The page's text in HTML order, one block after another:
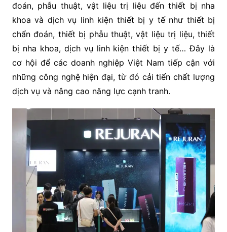
đoán, phẫu thuật, vật liệu trị liệu đến thiết bị nha
khoa và dịch vụ linh kiện thiết bị y tế như thiết bị
chẩn đoán, thiết bị phẫu thuật, vật liệu trị liệu, thiết
bị nha khoa, dịch vụ linh kiện thiết bị y tế… Đây là
cơ hội để các doanh nghiệp Việt Nam tiếp cận với
những công nghệ hiện đại, từ đó cải tiến chất lượng
dịch vụ và nâng cao năng lực cạnh tranh.